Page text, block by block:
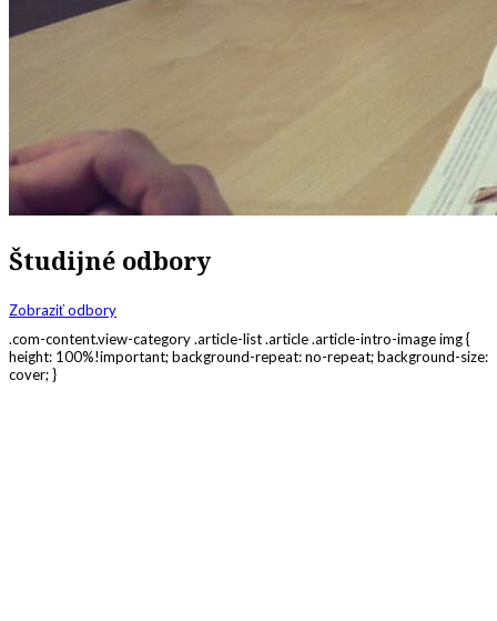
Študijné odbory
Zobraziť odbory
.com-content.view-category .article-list .article .article-intro-image img {
height: 100%!important; background-repeat: no-repeat; background-size:
cover; }